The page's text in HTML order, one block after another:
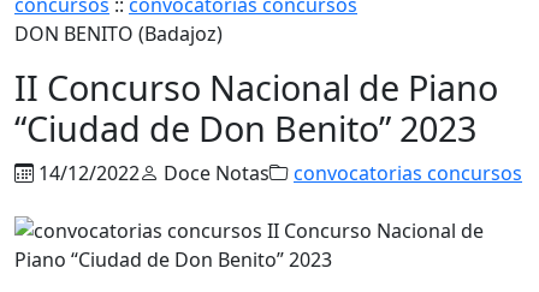
DON BENITO (Badajoz)
II Concurso Nacional de Piano
“Ciudad de Don Benito” 2023
14/12/2022 Doce Notas convocatorias concursos